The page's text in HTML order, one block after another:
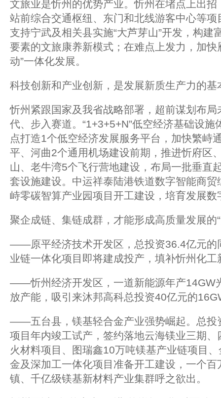
文旅业是忻州的优势产业。忻州在堵点上出
站前综合交通枢纽、东门和北线游客中心等
支持宁武及相关县实施“大芦芽山”开发，构建
要素的文旅康养新模式；在难点上发力，加快
动”一体化发展。
科技创新和产业创新，是发展新质生产力的基
忻州紧跟国家及我省战略部署，超前谋划布
代、步入赛道。“1+3+5+N”低空经济基础设
点打造1个低空经济发展服务平台，加快繁峙
平、河曲2个通用机场建设前期，推进忻府区
山、老牛湾5个飞行营地建设，布局一批垂直
套设施建设。中运祥泰陆港铁道数字智能商
峙零碳智算产业园项目开工建设，培育发展数
聚企成链、集链成群，才能形成高质量发展的
——原平经济技术开发区，总投资36.4亿元的
业链一体化项目即将建成投产，填补忻州化
——忻州经济开发区，一道新能源年产14GW
放产能，吸引来沐邦高科总投资40亿元的
——五台县，镁基轻合金产业强势崛起。总投
项目年内竣工试产，签约落地云海镁业三期
火材料项目、图瑞鑫10万吨镁基产业链项目
金及深加工一体化项目准备开工建设，一个
镇、千亿级镁基新材料产业集群呼之欲出。